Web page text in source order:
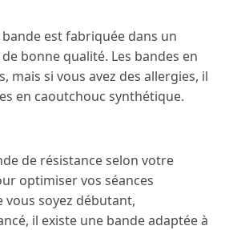
est fabriquée dans un
bonne qualité. Les bandes en
mais si vous avez des allergies, il
en caoutchouc synthétique.
de résistance selon votre
optimiser vos séances
vous soyez débutant,
il existe une bande adaptée à